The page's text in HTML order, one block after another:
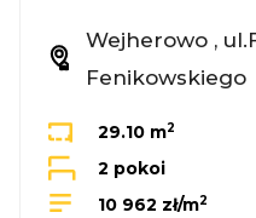
Wejherowo ,
Fenikowskiego
29.10 m2
2 pokoi
10 962 zł/m2